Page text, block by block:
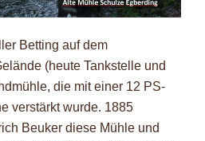
Betting auf dem
(heute Tankstelle und
die mit einer 12 PS-
verstärkt wurde. 1885
Beuker diese Mühle und